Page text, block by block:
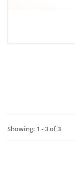
Showing: 1 - 3 of 3